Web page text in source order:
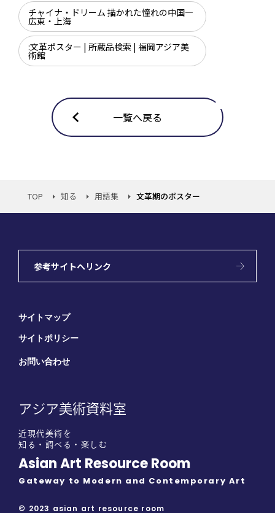
チャイナ・ドリーム 描かれた憧れの中国―
広東・上海
:文革ポスター | 所蔵品検索 | 福岡アジア美
術館
一覧へ戻る
TOP 知る 用語集 文革期のポスター
参考サイトへリンク
サイトマップ
サイトポリシー
お問い合わせ
アジア美術資料室
近現代美術を
知る・調べる・楽しむ
Asian Art Resource Room
Gateway to Modern and Contemporary Art
© 2023 asian art resource room